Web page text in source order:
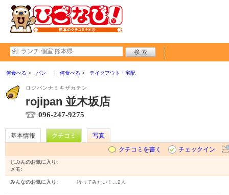
何食べる パン 何食べる テイクアウト・宅配
ロジパンナミキザカテン
rojipan 並木坂店
096-247-9275
基本情報 クチコミ
写真
クチコミを書く
チェックイン
じぶんのお気に入り:
メモ:
みんなのお気に入り: 行ってみたい！… 2人